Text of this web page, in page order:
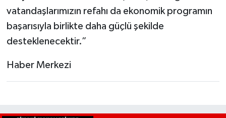
vatandaşlarımızın refahı da ekonomik programın
başarısıyla birlikte daha güçlü şekilde
desteklenecektir.”
Haber Merkezi